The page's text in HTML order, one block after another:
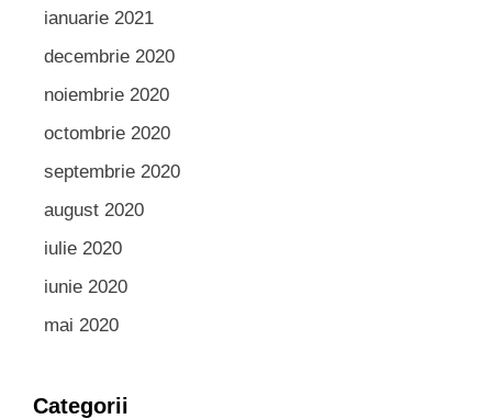
ianuarie 2021
decembrie 2020
noiembrie 2020
octombrie 2020
septembrie 2020
august 2020
iulie 2020
iunie 2020
mai 2020
Categorii